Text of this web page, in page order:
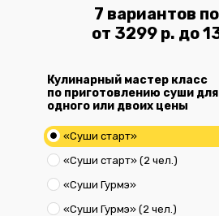
7 вариантов
от 3299 р. до
Кулинарный мастер класс
по приготовлению суши для
одного или двоих цены
«Суши старт»
«Суши старт» (2 чел.)
«Суши Гурмэ»
«Суши Гурмэ» (2 чел.)